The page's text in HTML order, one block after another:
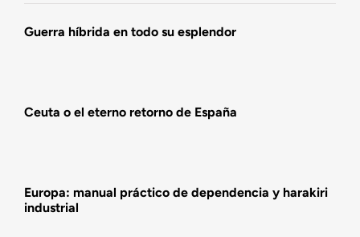
Guerra híbrida en todo su esplendor
Ceuta o el eterno retorno de España
Europa: manual práctico de dependencia y harakiri
industrial